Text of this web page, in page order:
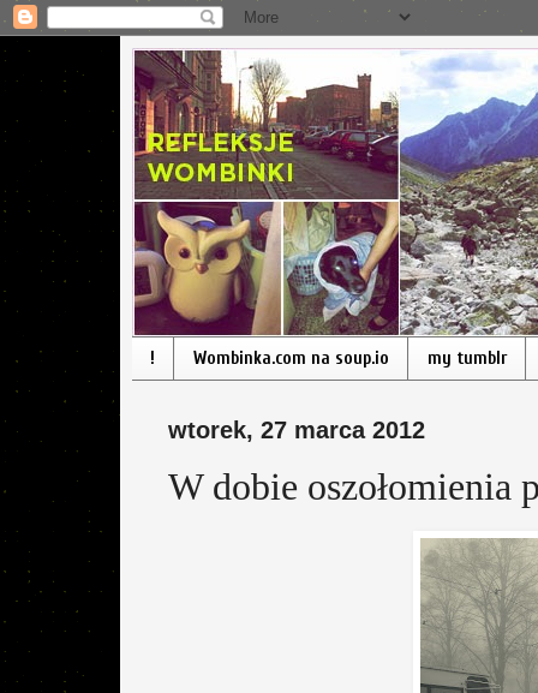
! Wombinka.com na soup.io my tumblr
wtorek, 27 marca 2012
W dobie oszołomienia